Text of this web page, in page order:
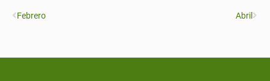
Febrero Abril